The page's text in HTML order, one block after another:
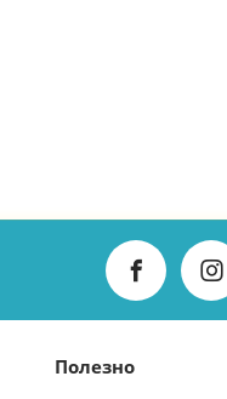
Полезно